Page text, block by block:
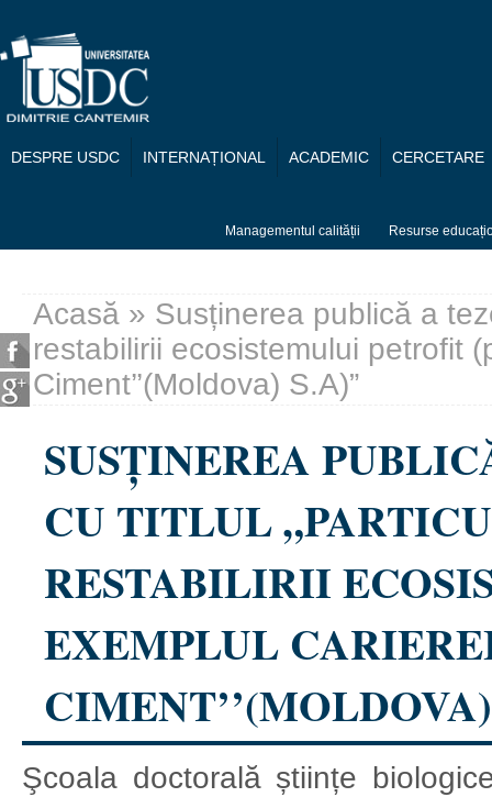
DESPRE USDC INTERNAȚIONAL ACADEMIC CERCETARE
Managementul calității Resurse
Eşti aici
Acasă » Susținerea publică a
restabilirii ecosistemului petrofit
Ciment’’(Moldova) S.A)”
SUSȚINEREA
CU TITLUL
RESTABILIRII
EXEMPLUL
Şcoala doctorală științe